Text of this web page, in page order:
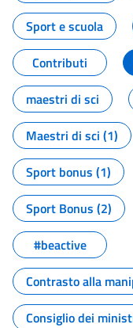
Sport e scuola
Contributi
maestri di sci
Maestri di sci (1)
Sport bonus (1)
Sport Bonus (2)
#beactive
Contrasto alla
Consiglio dei